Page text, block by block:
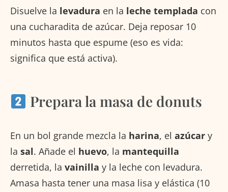
Disuelve la levadura en la leche templada con
una cucharadita de azúcar. Deja reposar 10
minutos hasta que espume (eso es vida:
significa que está activa).
Prepara la masa de donuts
En un bol grande mezcla la harina, el azúcar y
la sal. Añade el huevo, la mantequilla
derretida, la vainilla y la leche con levadura.
Amasa hasta tener una masa lisa y elástica (10